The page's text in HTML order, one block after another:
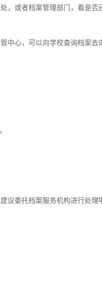
，或者档案管理部门，看是否
中心，可以向学校查询档案去
议委托档案服务机构进行处理